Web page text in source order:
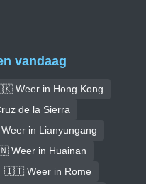
vandaag
Weer in Hong Kong
de la Sierra
in Lianyungang
Weer in Huainan
🇮🇹 Weer in Rome